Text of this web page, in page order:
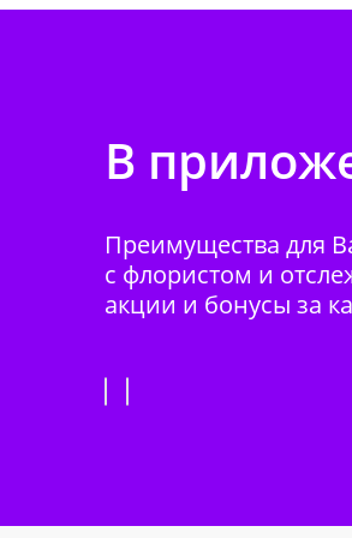
В
Преимущества для
с флористом и
акции и бонусы за